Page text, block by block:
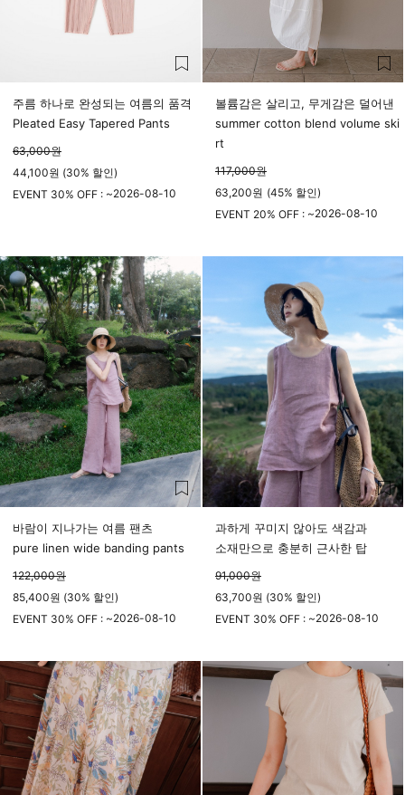
주름 하나로 완성되는 여름의 품격
Pleated Easy Tapered Pants
63,000원
44,100원 (30% 할인)
EVENT 30% OFF : ~2026-08-10
볼륨감은 살리고, 무게감은 덜어낸
summer cotton blend volume ski
rt
117,000원
63,200원 (45% 할인)
EVENT 20% OFF : ~2026-08-10
바람이 지나가는 여름 팬츠
pure linen wide banding pants
122,000원
85,400원 (30% 할인)
EVENT 30% OFF : ~2026-08-10
과하게 꾸미지 않아도 색감과
소재만으로 충분히 근사한 탑
91,000원
63,700원 (30% 할인)
EVENT 30% OFF : ~2026-08-10